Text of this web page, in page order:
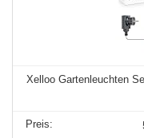
Xelloo Gartenleuchten